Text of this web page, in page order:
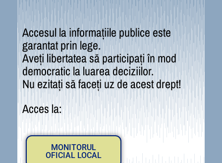
Accesul la informațiile publice este
garantat prin lege.
Aveți libertatea să participați în mod
democratic la luarea deciziilor.
Nu ezitați să faceți uz de acest drept!
Acces la:
MONITORUL
OFICIAL LOCAL